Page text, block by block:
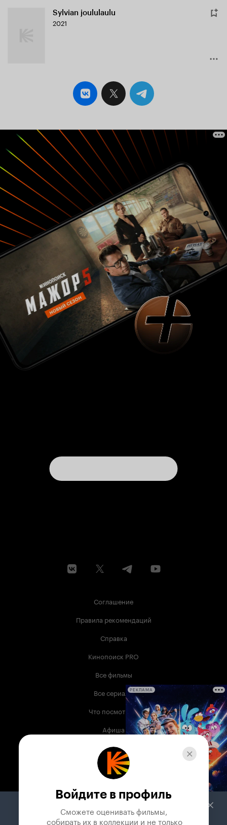
Sylvian joululaulu
2021
Соглашение
Правила рекомендаций
Справка
Кинопоиск PRO
Все фильмы
Все сериалы
Что посмотреть
Афиша
Музыка
Телепрограмма
Служба поддержки
РЕКЛАМА
Войдите в профиль
Сможете оценивать фильмы,
собирать их в коллекции и не только